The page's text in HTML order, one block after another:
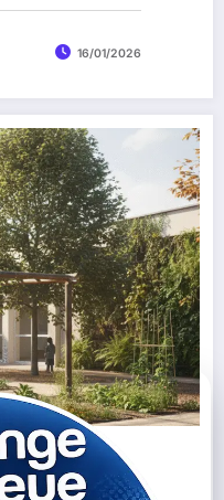
16/01/2026
,Chaleur Urbaine,
Environnementale